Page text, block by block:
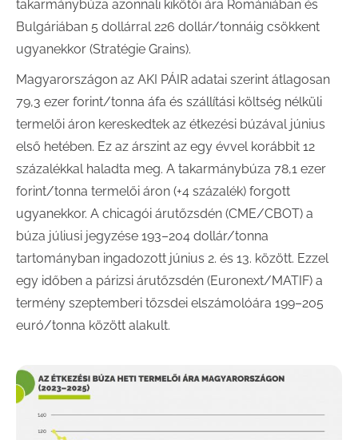
takarmánybúza azonnali kikötői ára Romániában és
Bulgáriában 5 dollárral 226 dollár/tonnáig csökkent
ugyanekkor (Stratégie Grains).
Magyarországon az AKI PÁIR adatai szerint átlagosan
79,3 ezer forint/tonna áfa és szállítási költség nélküli
termelői áron kereskedtek az étkezési búzával június
első hetében. Ez az árszint az egy évvel korábbit 12
százalékkal haladta meg. A takarmánybúza 78,1 ezer
forint/tonna termelői áron (+4 százalék) forgott
ugyanekkor. A chicagói árutőzsdén (CME/CBOT) a
búza júliusi jegyzése 193–204 dollár/tonna
tartományban ingadozott június 2. és 13. között. Ezzel
egy időben a párizsi árutőzsdén (Euronext/MATIF) a
termény szeptemberi tőzsdei elszámolóára 199–205
euró/tonna között alakult.